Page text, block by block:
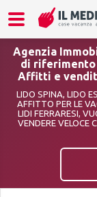
Agenzia
di riferimento
Affitti e
LIDO SPINA, LIDO
AFFITTO PER LE
LIDI FERRARESI,
VENDERE VELOCE